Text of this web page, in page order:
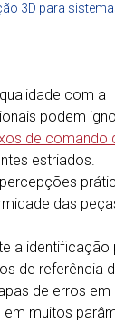
3D para
com a
podem
de comando
estriados.
das
a identificação
de referência
de erros em
em muitos